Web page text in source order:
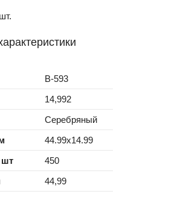
B-593
14,992
Серебряный
44.99x14.99
шт
450
44,99